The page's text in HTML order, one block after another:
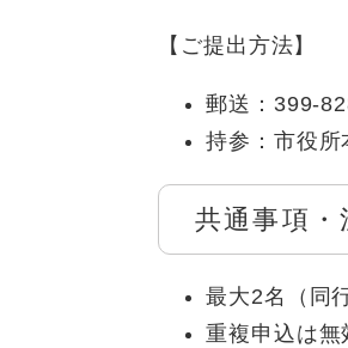
【ご提出方法】
郵送：399-
持参：市役所
共通事項・
最大2名（同
重複申込は無